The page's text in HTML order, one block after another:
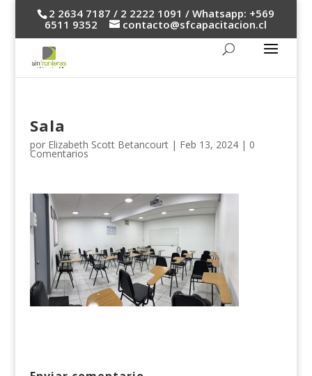
2 2634 7187 / 2 2222 1091 / Whatsapp: +569
6511 9352
contacto@sfcapacitacion.cl
Sala
por Elizabeth Scott Betancourt| Feb 13, 2024| 0
Comentarios